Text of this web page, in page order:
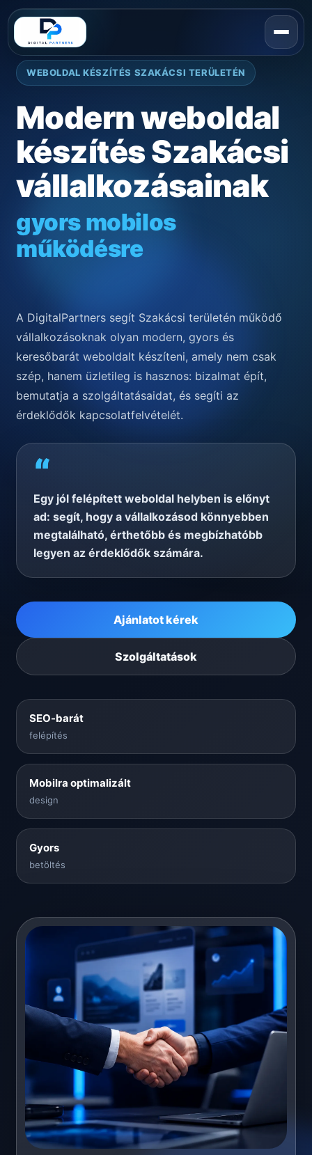
WEBOLDAL KÉSZÍTÉS SZAKÁCSI TERÜLETÉN
Modern weboldal
készítés Szakácsi
vállalkozásainak
gyors mobilos
működésre
A DigitalPartners segít Szakácsi területén működő
vállalkozásoknak olyan modern, gyors és
keresőbarát weboldalt készíteni, amely nem csak
szép, hanem üzletileg is hasznos: bizalmat épít,
bemutatja a szolgáltatásaidat, és segíti az
érdeklődők kapcsolatfelvételét.
“
Egy jól felépített weboldal helyben is előnyt
ad: segít, hogy a vállalkozásod könnyebben
megtalálható, érthetőbb és megbízhatóbb
legyen az érdeklődők számára.
Ajánlatot kérek
Szolgáltatások
SEO-barát
felépítés
Mobilra optimalizált
design
Gyors
betöltés